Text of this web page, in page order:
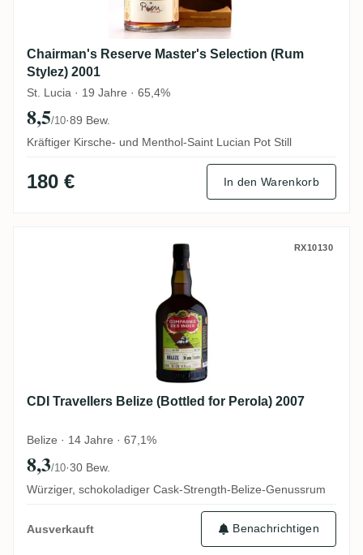
Chairman's Reserve Master's Selection (Rum
Stylez) 2001
St. Lucia · 19 Jahre · 65,4%
8,5/10·89 Bew.
Kräftiger Kirsche- und Menthol-Saint Lucian Pot Still
180 € In den Warenkorb
CDI Travellers Belize (Bottled for Perola)
RX10130
CDI Travellers Belize (Bottled for Perola) 2007
Belize · 14 Jahre · 67,1%
8,3/10·30 Bew.
Würziger, schokoladiger Cask-Strength-Belize-Genussrum
Ausverkauft Benachrichtigen